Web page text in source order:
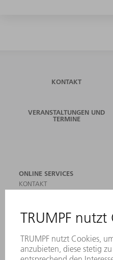
KONTAKT
VERANSTALTUNGEN UND
TERMINE
ONLINE SERVICES
KONTAKT
VERANSTALTUNGEN UND
NEWSLETTER-ANMELDUNG
MYTRUMPF
SICHERHEITSDATENBLÄTTER
PRODUKTE